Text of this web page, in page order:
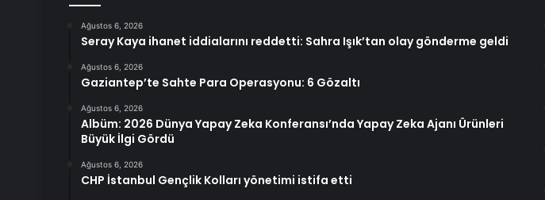
Ağustos 6, 2026
Seray Kaya ihanet iddialarını reddetti: Sahra Işık’tan olay gönderme geldi
Ağustos 6, 2026
Gaziantep’te Sahte Para Operasyonu: 6 Gözaltı
Ağustos 6, 2026
Albüm: 2026 Dünya Yapay Zeka Konferansı’nda Yapay Zeka Ajanı Ürünleri
Büyük İlgi Gördü
Ağustos 6, 2026
CHP İstanbul Gençlik Kolları yönetimi istifa etti